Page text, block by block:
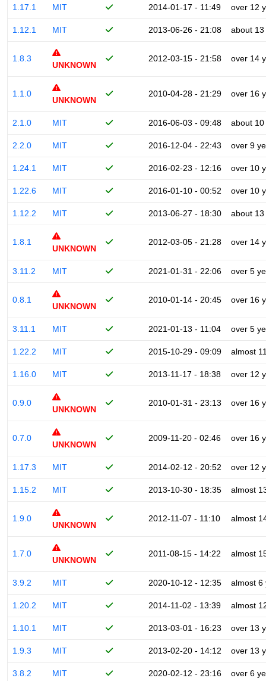
1.17.1 MIT 2014-01-17 - 11:49 over 12
1.12.1 MIT 2013-06-26 - 21:08 about
1.8.3
UNKNOWN
2012-03-15 - 21:58 over 14
1.1.0
UNKNOWN
2010-04-28 - 21:29 over 16
2.1.0 MIT 2016-06-03 - 09:48 about
2.2.0 MIT 2016-12-04 - 22:43 over 9
1.24.1 MIT 2016-02-23 - 12:16 over 10
1.22.6 MIT 2016-01-10 - 00:52 over 10
1.12.2 MIT 2013-06-27 - 18:30 about
1.8.1
UNKNOWN
2012-03-05 - 21:28 over 14
3.11.2 MIT 2021-01-31 - 22:06 over 5
0.8.1
UNKNOWN
2010-01-14 - 20:45 over 16
3.11.1 MIT 2021-01-13 - 11:04 over 5
1.22.2 MIT 2015-10-29 - 09:09 almost
1.16.0 MIT 2013-11-17 - 18:38 over 12
0.9.0
UNKNOWN
2010-01-31 - 23:13 over 16
0.7.0
UNKNOWN
2009-11-20 - 02:46 over 16
1.17.3 MIT 2014-02-12 - 20:52 over 12
1.15.2 MIT 2013-10-30 - 18:35 almost
1.9.0
UNKNOWN
2012-11-07 - 11:10 almost
1.7.0
UNKNOWN
2011-08-15 - 14:22 almost
3.9.2 MIT 2020-10-12 - 12:35 almost 6
1.20.2 MIT 2014-11-02 - 13:39 almost
1.10.1 MIT 2013-03-01 - 16:23 over 13
1.9.3 MIT 2013-02-20 - 14:12 over 13
3.8.2 MIT 2020-02-12 - 23:16 over 6